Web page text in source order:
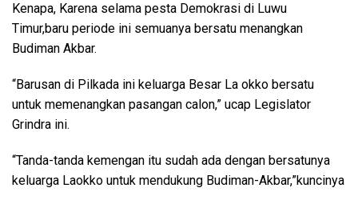
Kenapa, Karena selama pesta Demokrasi di Luwu
Timur,baru periode ini semuanya bersatu menangkan
Budiman Akbar.
“Barusan di Pilkada ini keluarga Besar La okko bersatu
untuk memenangkan pasangan calon,” ucap Legislator
Grindra ini.
“Tanda-tanda kemengan itu sudah ada dengan bersatunya
keluarga Laokko untuk mendukung Budiman-Akbar,”kuncinya